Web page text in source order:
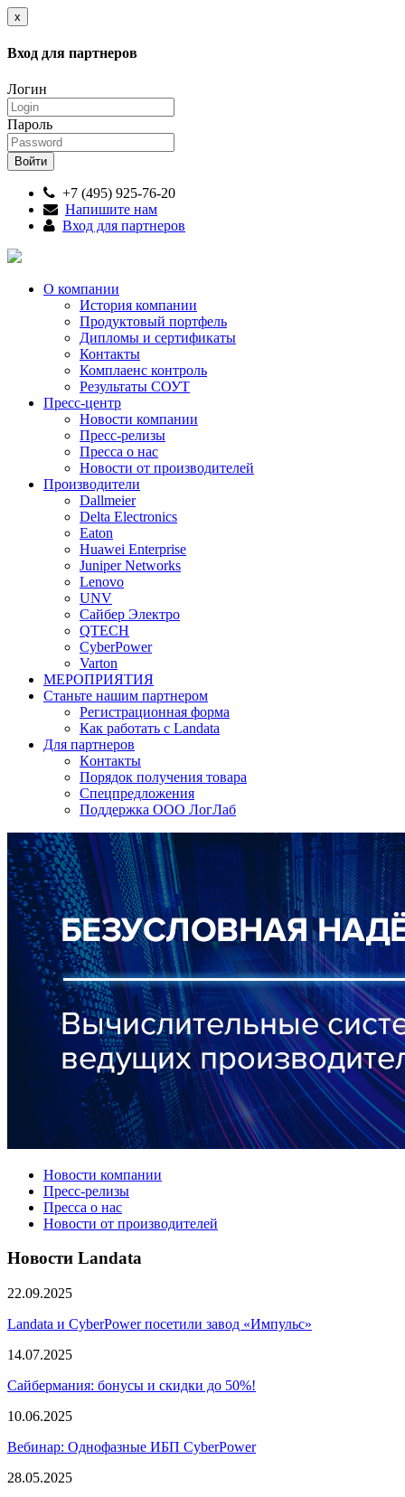
x
Вход для партнеров
Логин
Пароль
+7 (495) 925-76-20
Напишите нам
Вход для партнеров
О компании
История компании
Продуктовый портфель
Дипломы и сертификаты
Контакты
Комплаенс контроль
Результаты СОУТ
Пресс-центр
Новости компании
Пресс-релизы
Пресса о нас
Новости от производителей
Производители
Dallmeier
Delta Electronics
Eaton
Huawei Enterprise
Juniper Networks
Lenovo
UNV
Сайбер Электро
QTECH
CyberPower
Varton
МЕРОПРИЯТИЯ
Станьте нашим партнером
Регистрационная форма
Как работать с Landata
Для партнеров
Кoнтaкты
Порядок получения товара
Спецпредложения
Поддержка ООО ЛогЛаб
Новости компании
Пресс-релизы
Пресса о нас
Новости от производителей
Новости Landata
22.09.2025
Landata и CyberPower посетили завод «Импульс»
14.07.2025
Сайбермания: бонусы и скидки до 50%!
10.06.2025
Вебинар: Однофазные ИБП CyberPower
28.05.2025